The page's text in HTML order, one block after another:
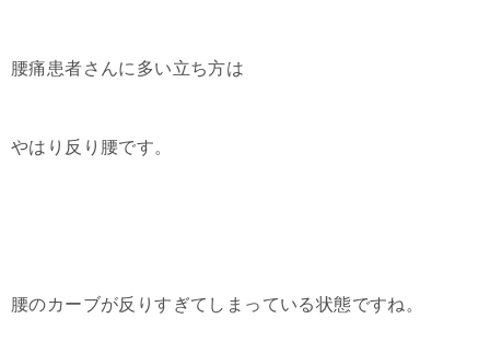
腰痛患者さんに多い立ち方は
やはり反り腰です。
腰のカーブが反りすぎてしまっている状態ですね。